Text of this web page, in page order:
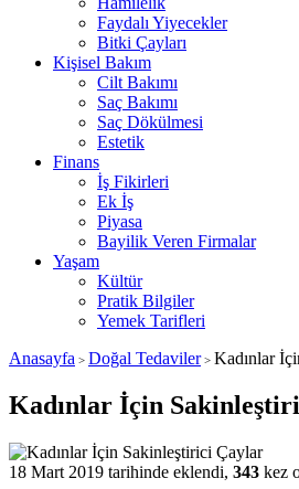
Faydalı Yiyecekler
Bitki Çayları
Kişisel Bakım
Cilt Bakımı
Saç Bakımı
Saç Dökülmesi
Estetik
Finans
İş Fikirleri
Ek İş
Piyasa
Bayilik Veren Firmalar
Yaşam
Kültür
Pratik Bilgiler
Yemek Tarifleri
Anasayfa > Doğal Tedaviler> Kadınlar
Kadınlar İçin
18 Mart 2019 tarihinde eklendi, 343 kez